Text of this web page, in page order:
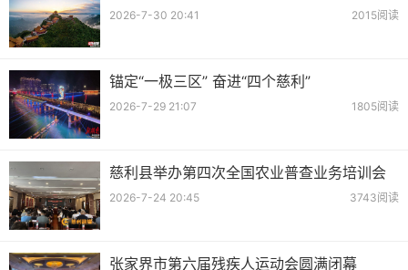
2026-7-30 20:41 2015阅读
锚定“一极三区” 奋进“四个慈利”
2026-7-29 21:07 1805阅读
慈利县举办第四次全国农业普查业务培训会
2026-7-24 20:45 3743阅读
张家界市第六届残疾人运动会圆满闭幕